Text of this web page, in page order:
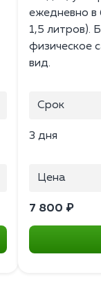
ежедневно в
1,5 литров).
физическое
вид.
Срок
3 дня
Цена
7 800 ₽